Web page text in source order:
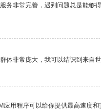
务非常完善，遇到问题总是能够
体非常庞大，我可以结识到来自世
应用程序可以给你提供最高速度